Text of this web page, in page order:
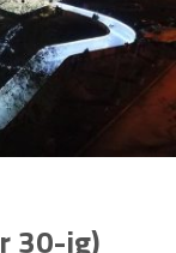
30-ig)